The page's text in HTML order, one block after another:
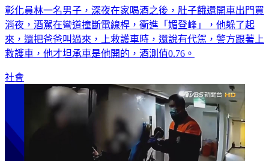
彰化員林一名男子，深夜在家喝酒之後，肚子餓還開車出門買
消夜，酒駕在彎道撞斷電線桿，衝進「媚登峰」，他躲了起
來，還把爸爸叫過來，上救護車時，還說有代駕，警方跟著上
救護車，他才坦承車是他開的，酒測值0.76。
社會